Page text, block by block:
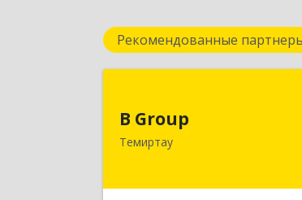
Рекомендованные
B Group
Темиртау
РК, 101404,